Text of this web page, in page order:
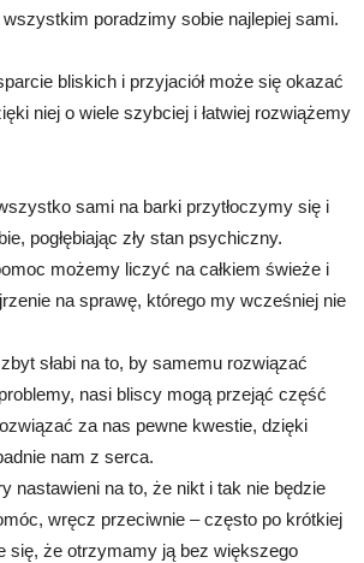
poradzimy sobie najlepiej sami.
bliskich i przyjaciół może się okazać
niej o wiele szybciej i łatwiej rozwiążemy
sami na barki przytłoczymy się i
pogłębiając zły stan psychiczny.
możemy liczyć na całkiem świeże i
na sprawę, którego my wcześniej nie
słabi na to, by samemu rozwiązać
nasi bliscy mogą przejąć część
za nas pewne kwestie, dzięki
nam z serca.
nastawieni na to, że nikt i tak nie będzie
wręcz przeciwnie – często po krótkiej
się, że otrzymamy ją bez większego